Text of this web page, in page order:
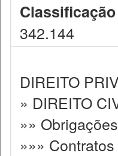
342.144
DIREITO
» DIREITO
»»
»»»